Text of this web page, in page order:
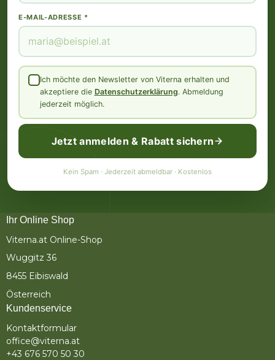
E-MAIL-ADRESSE *
Ich möchte den Newsletter von Viterna erhalten und
akzeptiere die Datenschutzerklärung. Abmeldung
jederzeit möglich.
Jetzt anmelden & Rabatt sichern
Kein Spam · Jederzeit abmeldbar · Kostenlos
Ihr Online Shop
Viterna.at Online-Shop
Wuggitz 36
8455 Eibiswald
Österreich
Kundenservice
Kontaktformular
office@viterna.at
+43 676 570 50 30